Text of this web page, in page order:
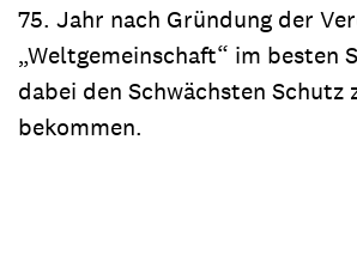
75. Jahr nach Gründung der
„Weltgemeinschaft“ im besten
dabei den Schwächsten
bekommen.